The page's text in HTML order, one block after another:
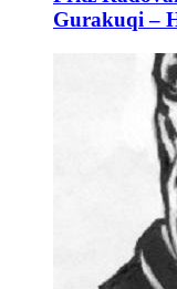
Gurakuqi –